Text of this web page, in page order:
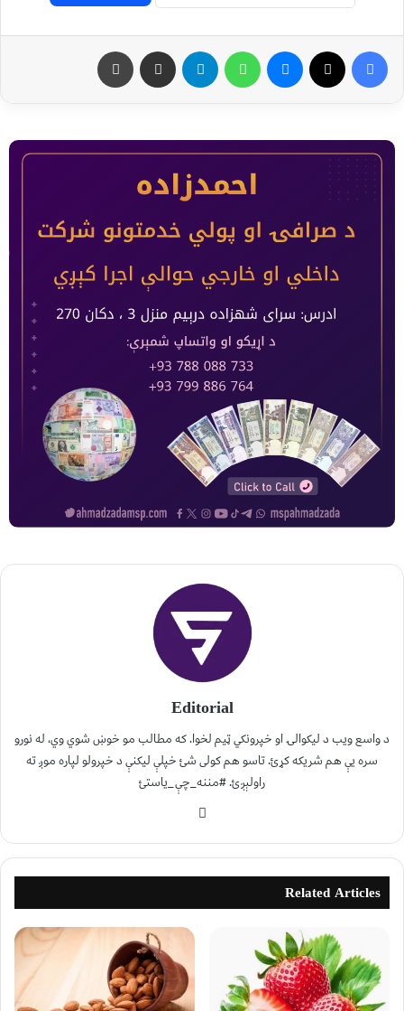
Editorial
د واسع ویب د لیکوالۍ او خپرونکي ټیم لخوا. که مطالب مو خوښ شوي وي، له نورو
سره یې هم شریکه کړئ. تاسو هم کولی شئ خپلې لیکنې د خپرولو لپاره موږ ته
راولېږئ. #مننه_چې_یاستئ
Related Articles